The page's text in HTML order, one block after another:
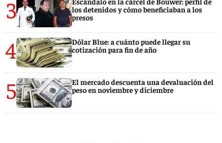
3
los detenidos y cómo beneficiaban a los
presos
4
Dólar Blue: a cuánto puede llegar su
cotización para fin de año
5
El mercado descuenta una devaluación del
peso en noviembre y diciembre